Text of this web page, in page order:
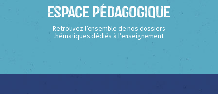
Espace Pédagogique
Retrouvez l’ensemble de nos dossiers
thématiques dédiés à l’enseignement.